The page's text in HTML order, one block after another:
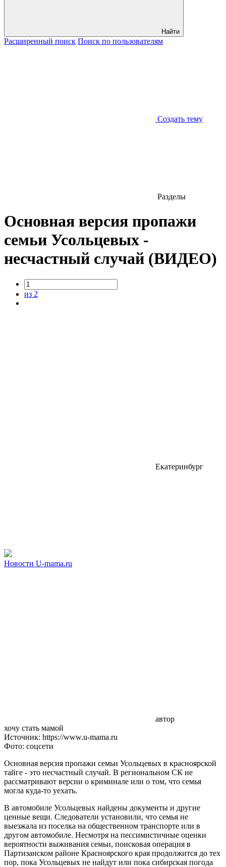
Найти
Расширенный поиск Поиск по пользователям
Создать тему
Разделы
Основная версия пропажи
семьи Усольцевых -
несчастный случай (ВИДЕО)
из 2
Екатеринбург
Новости U-mama.ru
автор
хочу стать мамой
Источник: https://www.u-mama.ru
Фото: соцсети
Основная версия пропажи семьи Усольцевых в красноярской
тайге - это несчастный случай. В региональном СК не
рассматривают версии о криминале или о том, что семья
могла куда-то уехать.
В автомобиле Усольцевых найдены документы и другие
ценные вещи. Следователи установили, что семья не
выезжала из поселка на общественном транспорте или в
другом автомобиле. Несмотря на пессимистичные оценки
вероятности выживания семьи, поисковая операция в
Партизанском районе Красноярского края продолжится до тех
пор, пока Усольцевых не найдут или пока сибирская погода